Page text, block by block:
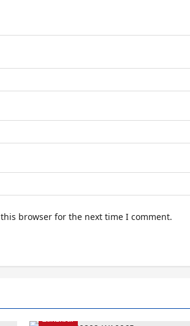
browser for the next time I comment.
Zanzibar